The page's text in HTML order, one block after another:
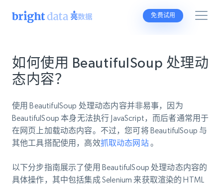
免费试用
如何使用 BeautifulSoup 处理动
态内容？
使用 BeautifulSoup 处理动态内容并非易事，因为
BeautifulSoup 本身无法执行 JavaScript，而后者通常用于
在网页上加载动态内容。不过，您可将 BeautifulSoup 与
其他工具搭配使用，高效抓取动态网站。
以下分步指南展示了使用 BeautifulSoup 处理动态内容的
具体操作，其中包括集成 Selenium 来获取渲染的 HTML